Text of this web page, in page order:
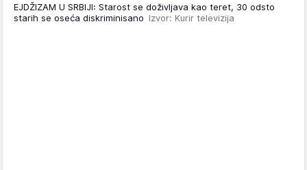
EJDŽIZAM U SRBIJI: Starost se doživljava kao teret, 30 odsto
starih se oseća diskriminisano Izvor: Kurir televizija